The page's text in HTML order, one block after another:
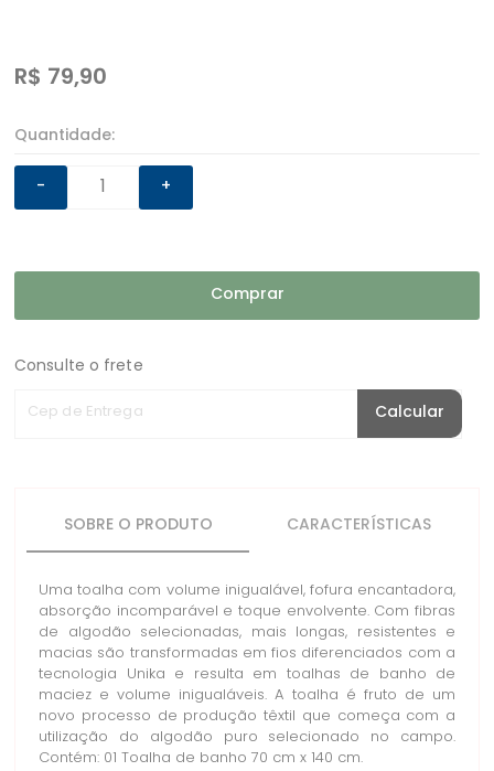
R$ 79,90
Quantidade:
-
+
Comprar
Consulte o frete
Cep de Entrega Calcular
SOBRE O PRODUTO CARACTERÍSTICAS
Uma toalha com volume inigualável, fofura encantadora,
absorção incomparável e toque envolvente. Com fibras
de algodão selecionadas, mais longas, resistentes e
macias são transformadas em fios diferenciados com a
tecnologia Unika e resulta em toalhas de banho de
maciez e volume inigualáveis. A toalha é fruto de um
novo processo de produção têxtil que começa com a
utilização do algodão puro selecionado no campo.
Contém: 01 Toalha de banho 70 cm x 140 cm.